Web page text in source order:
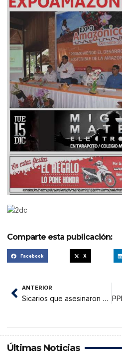
Comparte esta publicación:
Facebook X
ANTERIOR
Sicarios que asesinaron a fiscal Fermín Caro Rodríguez serían de Trujillo
Últimas Noticias